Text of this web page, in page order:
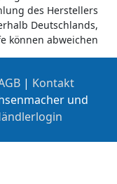
des Herstellers
Deutschlands,
können abweichen
| Kontakt
und